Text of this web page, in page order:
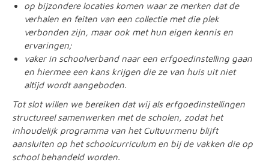
op bijzondere locaties komen waar ze merken dat de
verhalen en feiten van een collectie met die plek
verbonden zijn, maar ook met hun eigen kennis en
ervaringen;
vaker in schoolverband naar een erfgoedinstelling gaan
en hiermee een kans krijgen die ze van huis uit niet
altijd wordt aangeboden.
Tot slot willen we bereiken dat wij als erfgoedinstellingen
structureel samenwerken met de scholen, zodat het
inhoudelijk programma van het Cultuurmenu blijft
aansluiten op het schoolcurriculum en bij de vakken die op
school behandeld worden.